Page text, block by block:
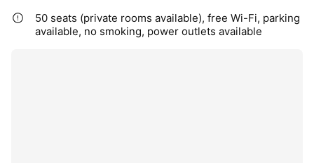
50 seats (private rooms available), free Wi-Fi, parking
available, no smoking, power outlets available